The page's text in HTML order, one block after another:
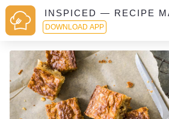
INSPICED — RECIPE
DOWNLOAD APP